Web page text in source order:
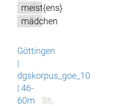
meist{ens}
mädchen
Göttingen
|
dgskorpus_goe_10
| 46-
60m
'86,